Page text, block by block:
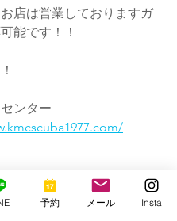
店は営業しておりますガ
能です！！
ンター
予約 メール Insta